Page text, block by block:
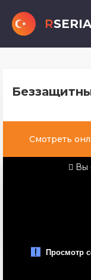
R
Смотреть
Вы